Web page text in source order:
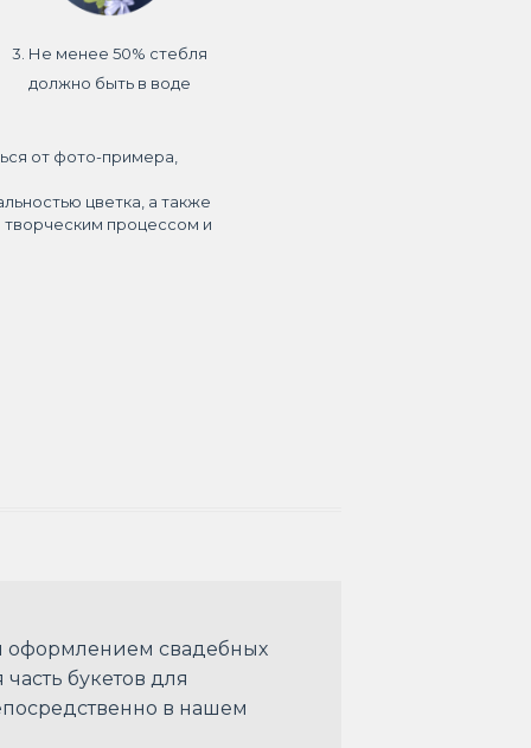
3. Не менее 50% стебля
должно быть в воде
от фото-примера,
цветка, а также
творческим процессом и
оформлением свадебных
букетов для
в нашем